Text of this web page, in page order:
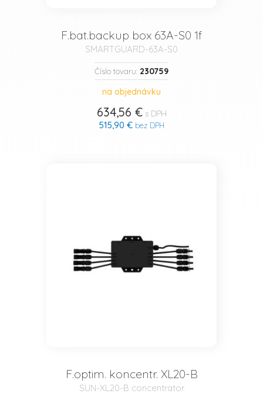
F.bat.backup box 63A-S0 1f
SMARTGUARD-63A-S0
Číslo tovaru: 230759
na objednávku
634,56 €s DPH
515,90 €bez DPH
F.optim. koncentr. XL20-B
SUN-XL20-B concentrator